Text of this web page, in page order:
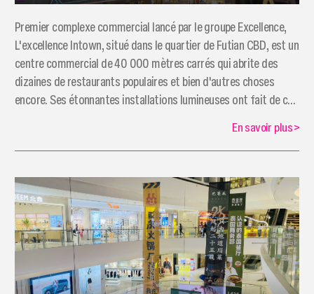
Premier complexe commercial lancé par le groupe Excellence,
L'excellence Intown, situé dans le quartier de Futian CBD, est un
centre commercial de 40 000 mètres carrés qui abrite des
dizaines de restaurants populaires et bien d'autres choses
encore. Ses étonnantes installations lumineuses ont fait de ce
En savoir plus>